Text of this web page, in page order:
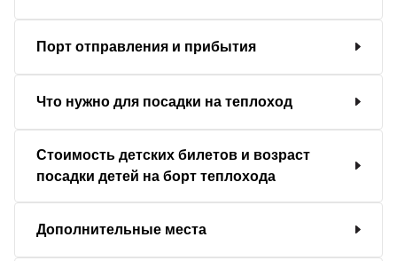
Порт отправления и прибытия
Что нужно для посадки на теплоход
Стоимость детских билетов и возраст
посадки детей на борт теплохода
Дополнительные места